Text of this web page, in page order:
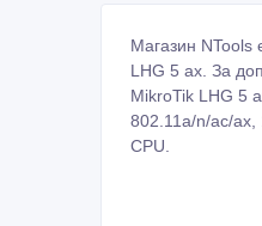
Магазин NTools
LHG 5 ax. За
MikroTik LHG 5
802.11a/n/ac/ax,
CPU.